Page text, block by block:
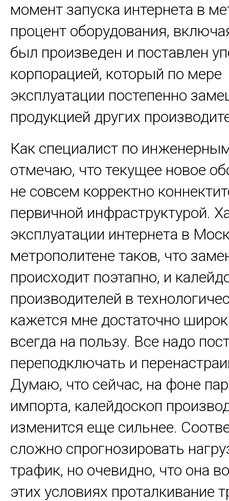
момент запуска интернета в
процент оборудования,
был произведен и поставлен
корпорацией, который по мере
эксплуатации постепенно
продукцией других
Как специалист по
отмечаю, что текущее новое
не совсем корректно
первичной инфраструктурой.
эксплуатации интернета в
метрополитене таков, что
происходит поэтапно, и
производителей в
кажется мне достаточно
всегда на пользу. Все надо
переподключать и
Думаю, что сейчас, на фоне
импорта, калейдоскоп
изменится еще сильнее.
сложно спрогнозировать
трафик, но очевидно, что она
этих условиях проталкивание